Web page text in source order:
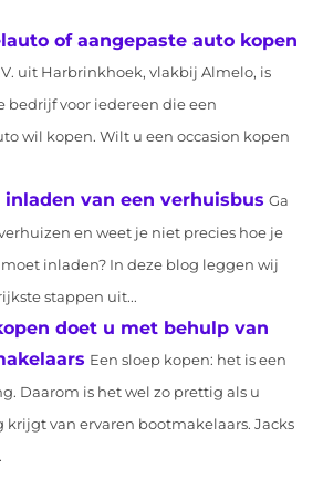
of aangepaste auto kopen
uit Harbrinkhoek, vlakbij Almelo, is
bedrijf voor iedereen die een
wil kopen. Wilt u een occasion kopen
van een verhuisbus Ga
en weet je niet precies hoe je
inladen? In deze blog leggen wij
stappen uit...
doet u met behulp van
Een sloep kopen: het is een
Daarom is het wel zo prettig als u
krijgt van ervaren bootmakelaars. Jacks